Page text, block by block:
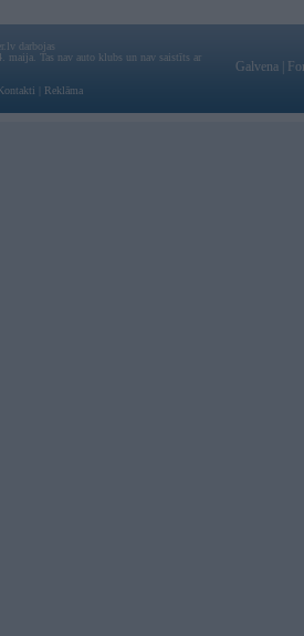
darbojas
maija. Tas nav auto klubs un nav saistīts ar
Reklāma
Galvena